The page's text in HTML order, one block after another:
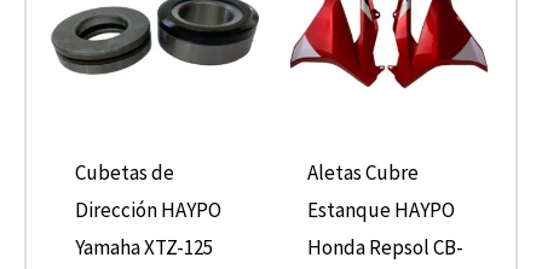
Cubetas de
Dirección HAYPO
Yamaha XTZ-125
Aletas Cubre
Estanque HAYPO
Honda Repsol CB-